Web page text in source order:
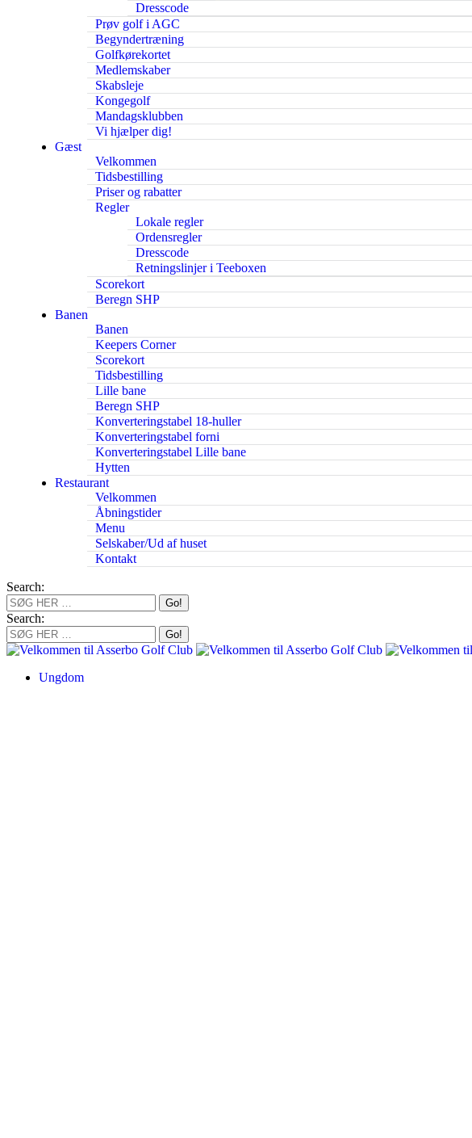
Dresscode
Prøv golf i AGC
Begyndertræning
Golfkørekortet
Medlemskaber
Skabsleje
Kongegolf
Mandagsklubben
Vi hjælper dig!
Gæst
Velkommen
Tidsbestilling
Priser og rabatter
Regler
Lokale regler
Ordensregler
Dresscode
Retningslinjer i Teeboxen
Scorekort
Beregn SHP
Banen
Banen
Keepers Corner
Scorekort
Tidsbestilling
Lille bane
Beregn SHP
Konverteringstabel 18-huller
Konverteringstabel forni
Konverteringstabel Lille bane
Hytten
Restaurant
Velkommen
Åbningstider
Menu
Selskaber/Ud af huset
Kontakt
Search:
Search:
Ungdom